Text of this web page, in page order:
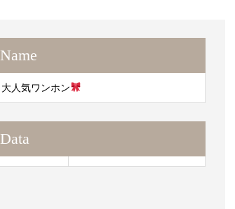
Name
大人気ワンホン
Data